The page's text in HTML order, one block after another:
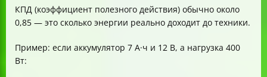
КПД (коэффициент полезного действия) обычно около
0,85 — это сколько энергии реально доходит до техники.
Пример: если аккумулятор 7 А·ч и 12 В, а нагрузка 400
Вт: